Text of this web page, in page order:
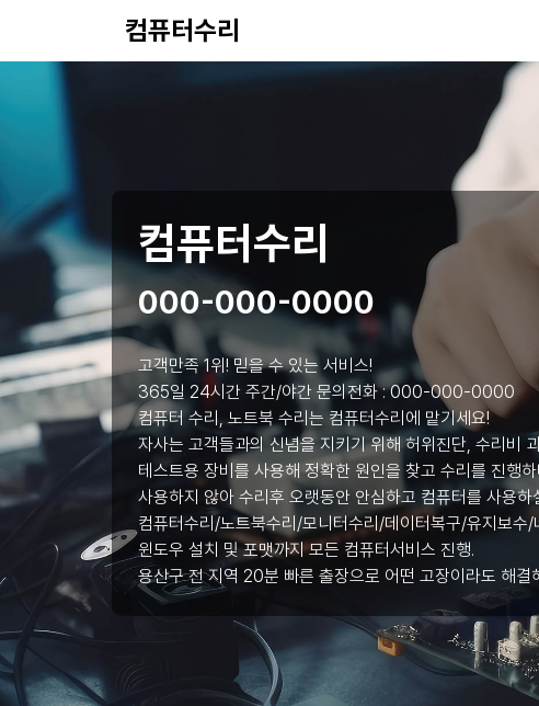
컴퓨터수리
컴퓨터수리
000-000-0000
고객만족 1위! 믿을 수 있는 서비스!
365일 24시간 주간/야간 문의전화 :000-000-0000
컴퓨터 수리, 노트북 수리는 컴퓨터수리에 맡기세요!
자사는 고객들과의 신념을 지키기 위해 허위진단, 수리비
테스트용 장비를 사용해 정확한 원인을 찾고 수리를 진행
사용하지 않아 수리후 오랫동안 안심하고 컴퓨터를 사용하
컴퓨터수리/노트북수리/모니터수리/데이터복구/유지보수
윈도우 설치 및 포맷까지 모든 컴퓨터서비스 진행.
용산구 전 지역 20분 빠른 출장으로 어떤 고장이라도 해결